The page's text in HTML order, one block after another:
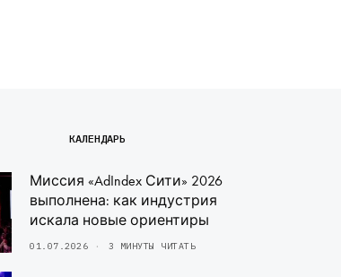
КАЛЕНДАРЬ
Миссия «AdIndex Сити» 2026
выполнена: как индустрия
искала новые ориентиры
01.07.2026 3 МИНУТЫ ЧИТАТЬ